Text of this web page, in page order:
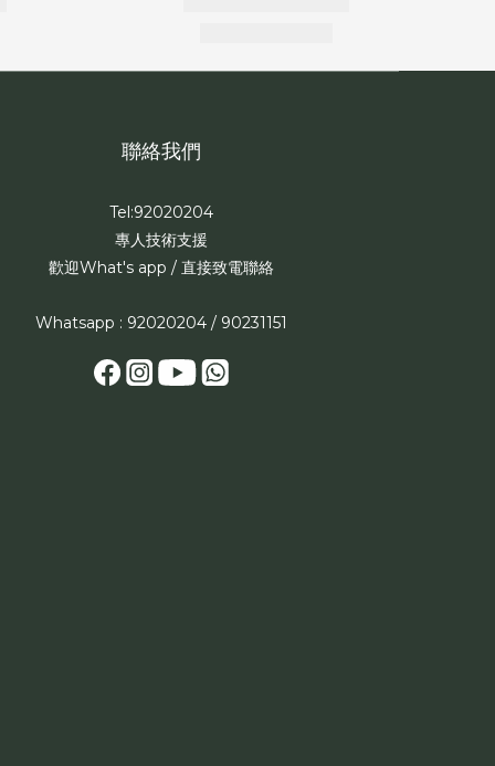
聯絡我們
Tel:92020204
專人技術支援
歡迎What's app / 直接致電聯絡
Whatsapp : 92020204 / 90231151